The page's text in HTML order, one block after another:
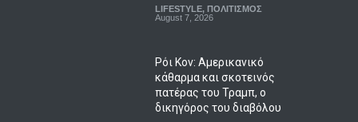
LIFESTYLE, ΠΟΛΙΤΙΣΜΟΣ
August 7, 2026
Ρόι Κον: Αμερικανικό
κάθαρμα και σκοτεινός
πατέρας του Τραμπ, ο
δικηγόρος του διαβόλου